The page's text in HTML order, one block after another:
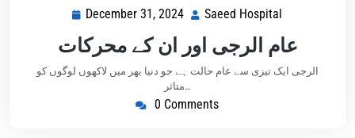
December 31, 2024 Saeed Hospital
عام الرجی اور ان کے محرکات
الرجی ایک تیزی سے عام حالت ہے جو دنیا بھر میں لاکھوں لوگوں کو
متاثر…
0 Comments